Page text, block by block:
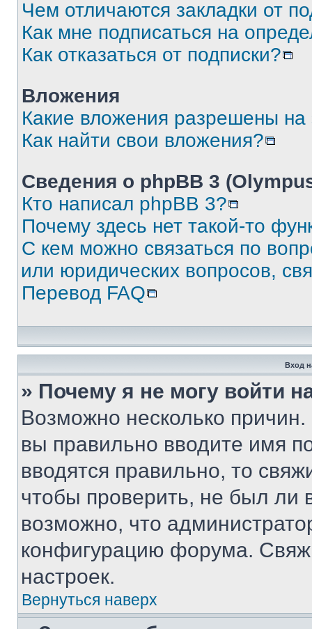
Чем отличаются закладки от
Как мне подписаться на
Как отказаться от подписки?
Вложения
Какие вложения разрешены
Как найти свои вложения?
Сведения о phpBB 3
Кто написал phpBB 3?
Почему здесь нет такой-то
С кем можно связаться по
или юридических вопросов,
Перевод FAQ
Вход
» Почему я не могу войти
Возможно несколько
вы правильно вводите имя
вводятся правильно, то
чтобы проверить, не был ли
возможно, что
конфигурацию форума.
настроек.
Вернуться наверх